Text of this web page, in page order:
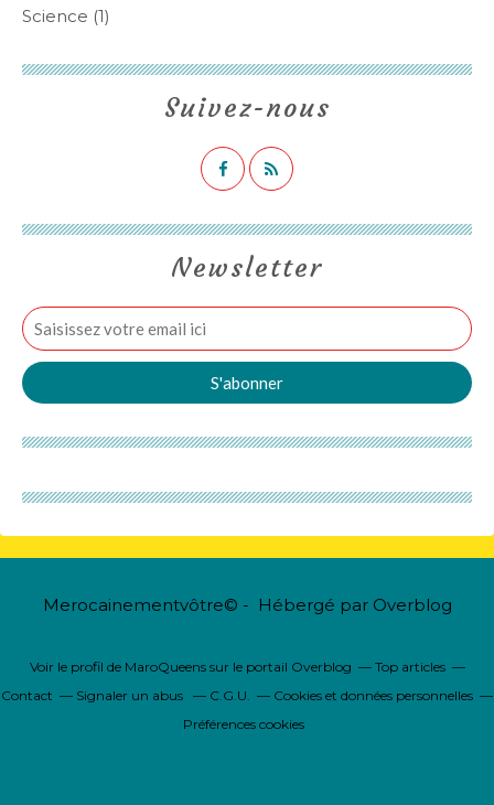
Newsletter
Science (1)
Suivez-nous
Merocainementvôtre© - Hébergé par Overblog
Voir le profil de MaroQueenssur le portail Overblog
Top articles
Contact
Signaler un abus C.G.U.
Cookies et données personnelles
Préférences cookies